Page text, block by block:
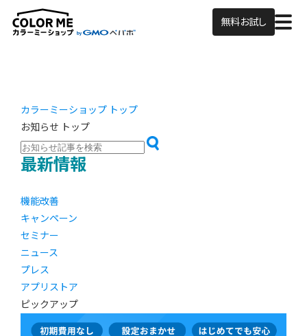
無料お試し
カラーミーショップ トップ
お知らせ トップ
最新情報
機能改善
キャンペーン
セミナー
ニュース
プレス
アプリストア
ピックアップ